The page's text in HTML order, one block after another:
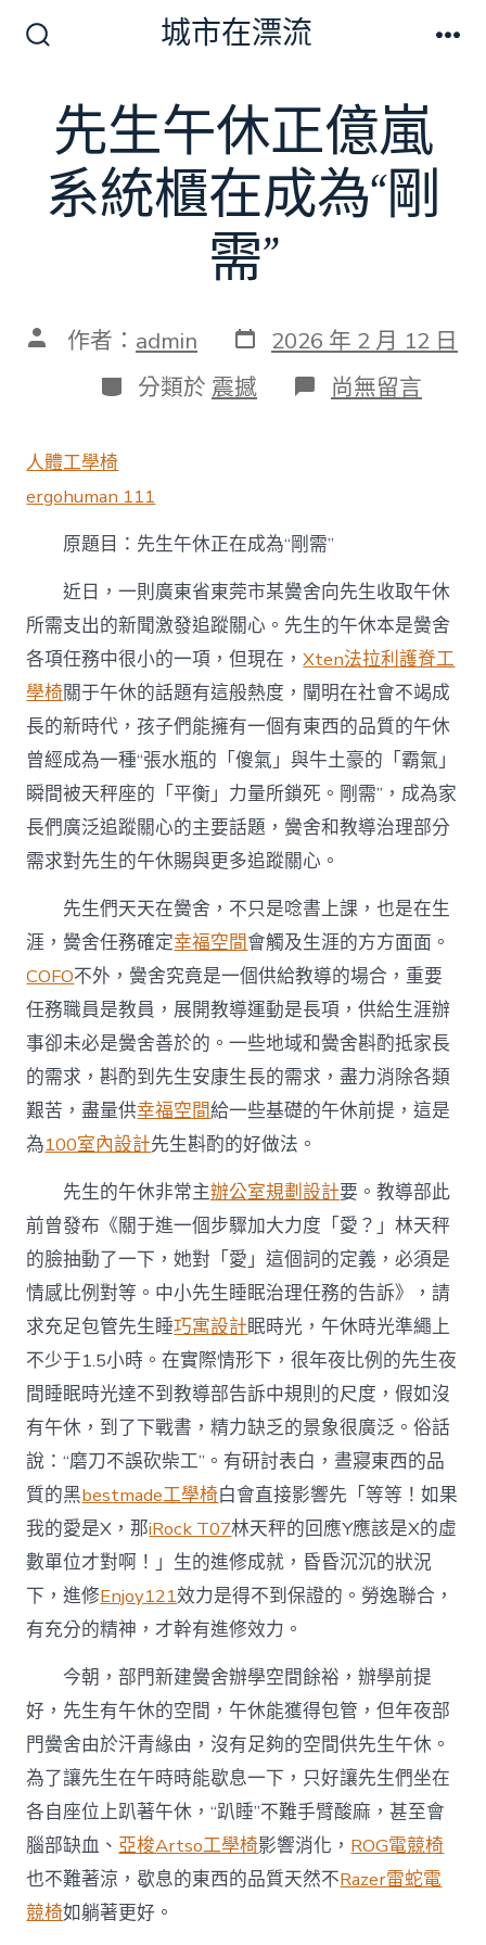
換
開
關
城市在漂流
先生午休正億嵐
系統櫃在成為“剛
需”
文 作者： admin 發
表
日
期
2026 年 2 月 12 日
分
類
分類於 震撼 在
〈先
嵐
統
櫃
在
成
為
“剛
需”〉
中
尚無留言
人體工學椅
ergohuman 111
原題目：先生午休正在成為“剛需”
近日，一則廣東省東莞市某黌舍向先生收取午休
所需支出的新聞激發追蹤關心。先生的午休本是黌舍
各項任務中很小的一項，但現在，Xten法拉利護脊工
學椅關于午休的話題有這般熱度，闡明在社會不竭成
長的新時代，孩子們能擁有一個有東西的品質的午休
曾經成為一種“張水瓶的「傻氣」與牛土豪的「霸氣」
瞬間被天秤座的「平衡」力量所鎖死。剛需”，成為家
長們廣泛追蹤關心的主要話題，黌舍和教導治理部分
需求對先生的午休賜與更多追蹤關心。
先生們天天在黌舍，不只是唸書上課，也是在生
涯，黌舍任務確定幸福空間會觸及生涯的方方面面。
COFO不外，黌舍究竟是一個供給教導的場合，重要
任務職員是教員，展開教導運動是長項，供給生涯辦
事卻未必是黌舍善於的。一些地域和黌舍斟酌抵家長
的需求，斟酌到先生安康生長的需求，盡力消除各類
艱苦，盡量供幸福空間給一些基礎的午休前提，這是
為100室內設計先生斟酌的好做法。
先生的午休非常主辦公室規劃設計要。教導部此
前曾發布《關于進一個步驟加大力度「愛？」林天秤
的臉抽動了一下，她對「愛」這個詞的定義，必須是
情感比例對等。中小先生睡眠治理任務的告訴》，請
求充足包管先生睡巧寓設計眠時光，午休時光準繩上
不少于1.5小時。在實際情形下，很年夜比例的先生夜
間睡眠時光達不到教導部告訴中規則的尺度，假如沒
有午休，到了下戰書，精力缺乏的景象很廣泛。俗話
說：“磨刀不誤砍柴工”。有研討表白，晝寢東西的品
質的黑bestmade工學椅白會直接影響先「等等！如果
我的愛是X，那iRock T07林天秤的回應Y應該是X的虛
數單位才對啊！」生的進修成就，昏昏沉沉的狀況
下，進修Enjoy121效力是得不到保證的。勞逸聯合，
有充分的精神，才幹有進修效力。
今朝，部門新建黌舍辦學空間餘裕，辦學前提
好，先生有午休的空間，午休能獲得包管，但年夜部
門黌舍由於汗青緣由，沒有足夠的空間供先生午休。
為了讓先生在午時時能歇息一下，只好讓先生們坐在
各自座位上趴著午休，“趴睡”不難手臂酸麻，甚至會
腦部缺血、亞梭Artso工學椅影響消化， ROG電競椅
也不難著涼，歇息的東西的品質天然不Razer雷蛇電
競椅如躺著更好。